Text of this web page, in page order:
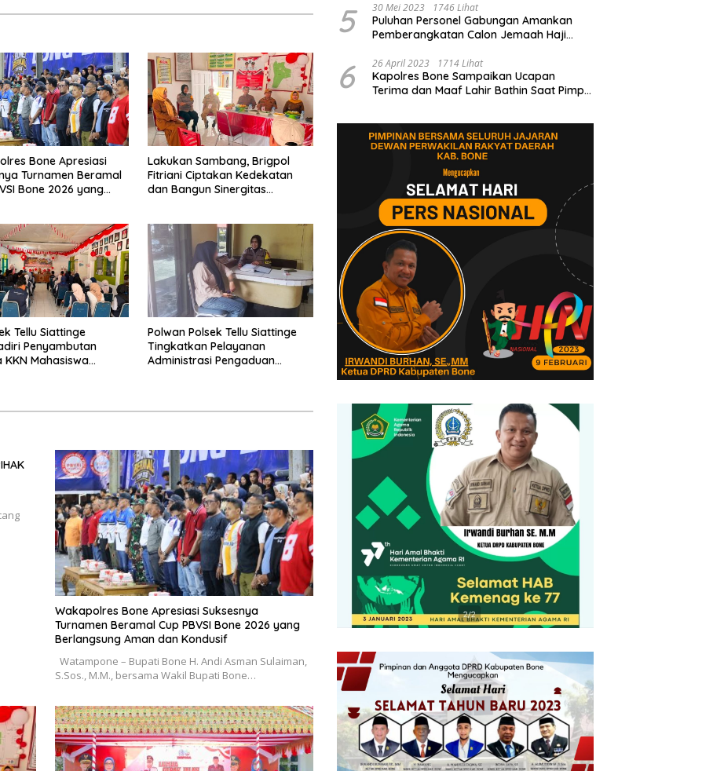
Bone Apresiasi
Turnamen Beramal
Bone 2026 yang
Lakukan Sambang, Brigpol
Fitriani Ciptakan Kedekatan
dan Bangun Sinergitas
Tellu Siattinge
Penyambutan
KKN Mahasiswa
Polwan Polsek Tellu Siattinge
Tingkatkan Pelayanan
Administrasi Pengaduan
Wakapolres Bone Apresiasi Suksesnya
Turnamen Beramal Cup PBVSI Bone 2026 yang
Berlangsung Aman dan Kondusif
Watampone – Bupati Bone H. Andi Asman Sulaiman,
S.Sos., M.M., bersama Wakil Bupati Bone…
5 30 Mei 2023 1746 Lihat
Puluhan Personel Gabungan Amankan
Pemberangkatan Calon Jemaah Haji
6 26 April 2023 1714 Lihat
Kapolres Bone Sampaikan Ucapan
Terima dan Maaf Lahir Bathin Saat Pimpin